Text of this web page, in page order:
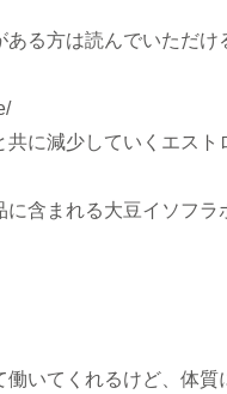
る方は読んでいただけ
に減少していくエスト
含まれる大豆イソフ
いてくれるけど、体